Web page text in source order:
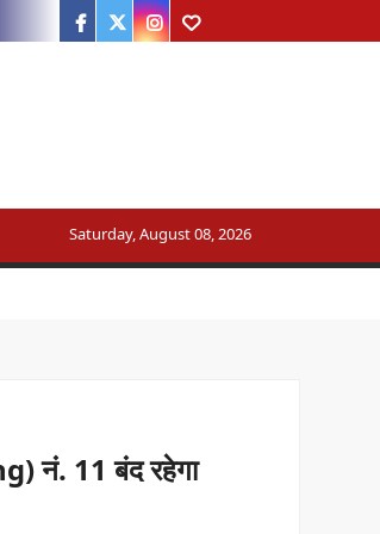
Facebook
Twitter
Instagram
Youtube
Saturday, August 08, 2026
नं. 11 बंद रहेगा